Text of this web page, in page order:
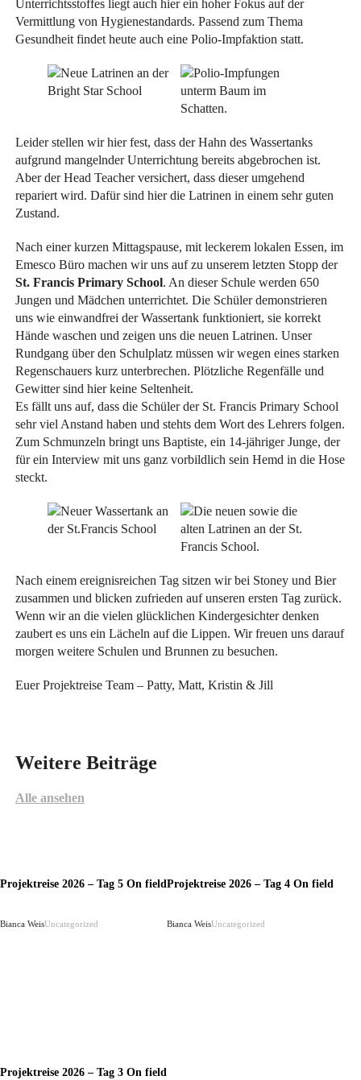
Unterrichtsstoffes liegt auch hier ein hoher Fokus auf der
Vermittlung von Hygienestandards. Passend zum Thema
Gesundheit findet heute auch eine Polio-Impfaktion statt.
Leider stellen wir hier fest, dass der Hahn des Wassertanks
aufgrund mangelnder Unterrichtung bereits abgebrochen ist.
Aber der Head Teacher versichert, dass dieser umgehend
repariert wird. Dafür sind hier die Latrinen in einem sehr guten
Zustand.
Nach einer kurzen Mittagspause, mit leckerem lokalen Essen, im
Emesco Büro machen wir uns auf zu unserem letzten Stopp der
St. Francis Primary School. An dieser Schule werden 650
Jungen und Mädchen unterrichtet. Die Schüler demonstrieren
uns wie einwandfrei der Wassertank funktioniert, sie korrekt
Hände waschen und zeigen uns die neuen Latrinen. Unser
Rundgang über den Schulplatz müssen wir wegen eines starken
Regenschauers kurz unterbrechen. Plötzliche Regenfälle und
Gewitter sind hier keine Seltenheit.
Es fällt uns auf, dass die Schüler der St. Francis Primary School
sehr viel Anstand haben und stehts dem Wort des Lehrers folgen.
Zum Schmunzeln bringt uns Baptiste, ein 14-jähriger Junge, der
für ein Interview mit uns ganz vorbildlich sein Hemd in die Hose
steckt.
Nach einem ereignisreichen Tag sitzen wir bei Stoney und Bier
zusammen und blicken zufrieden auf unseren ersten Tag zurück.
Wenn wir an die vielen glücklichen Kindergesichter denken
zaubert es uns ein Lächeln auf die Lippen. Wir freuen uns darauf
morgen weitere Schulen und Brunnen zu besuchen.
Euer Projektreise Team – Patty, Matt, Kristin & Jill
Weitere Beiträge
Alle ansehen
Projektreise 2026 – Tag 5 On field
Bianca WeisUncategorized
Projektreise 2026 – Tag 4 On field
Bianca WeisUncategorized
Projektreise 2026 – Tag 3 On field